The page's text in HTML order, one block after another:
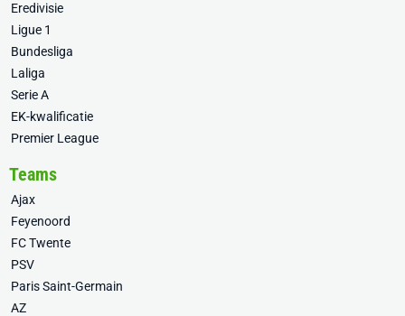
Eredivisie
Ligue 1
Bundesliga
Laliga
Serie A
EK-kwalificatie
Premier League
Teams
Ajax
Feyenoord
FC Twente
PSV
Paris Saint-Germain
AZ